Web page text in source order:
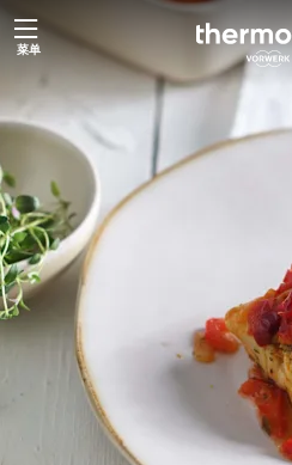
跳
容
菜单